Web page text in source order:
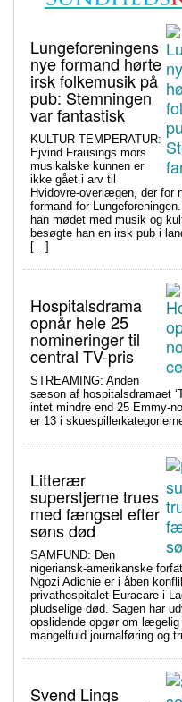
Lungeforeningens
nye formand hørte
irsk folkemusik på
pub: Stemningen
var fantastisk
KULTUR-TEMPERATUR:
Ejvind Frausings mors
musikalske kunnen er
ikke gået i arv til
Hvidovre-overlægen, der for
formand for
han mødet med musik og
besøgte han en irsk pub i
[…]
Hospitalsdrama
opnår hele 25
nomineringer til
central TV-pris
STREAMING: Anden
sæson af hospitalsdramaet
intet mindre end 25 Emmy-
er 13 i
Litterær
superstjerne trues
med fængsel efter
søns død
SAMFUND: Den
nigeriansk-amerikanske
Ngozi Adichie er i åben
privathospitalet Euracare i
pludselige død. Sagen har
opslidende opgør om lægelig
mangelfuld journalføring og
Svend Lings